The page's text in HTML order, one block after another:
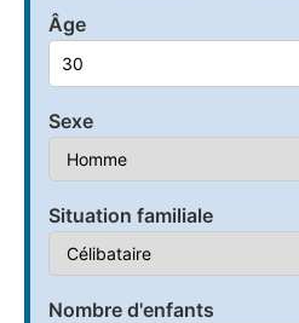
Âge
Sexe
Situation familiale
Nombre d'enfants